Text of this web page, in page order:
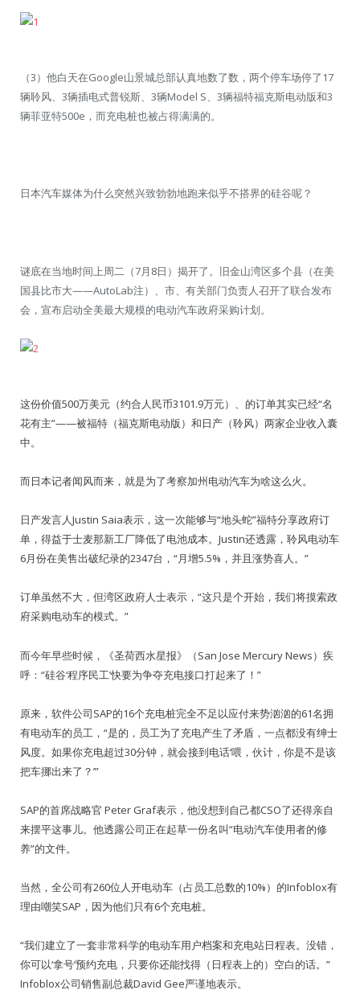
（3）他白天在Google山景城总部认真地数了数，两个停车场停了17
辆聆风、3辆插电式普锐斯、3辆Model S、3辆福特福克斯电动版和3
辆菲亚特500e，而充电桩也被占得满满的。
日本汽车媒体为什么突然兴致勃勃地跑来似乎不搭界的硅谷呢？
谜底在当地时间上周二（7月8日）揭开了。旧金山湾区多个县（在美
国县比市大——AutoLab注）、市、有关部门负责人召开了联合发布
会，宣布启动全美最大规模的电动汽车政府采购计划。
这份价值500万美元（约合人民币3101.9万元）、的订单其实已经“名
花有主”——被福特（福克斯电动版）和日产（聆风）两家企业收入囊
中。
而日本记者闻风而来，就是为了考察加州电动汽车为啥这么火。
日产发言人Justin Saia表示，这一次能够与“地头蛇”福特分享政府订
单，得益于士麦那新工厂降低了电池成本。Justin还透露，聆风电动车
6月份在美售出破纪录的2347台，“月增5.5%，并且涨势喜人。”
订单虽然不大，但湾区政府人士表示，“这只是个开始，我们将摸索政
府采购电动车的模式。”
而今年早些时候，《圣荷西水星报》（San Jose Mercury News）疾
呼：“硅谷‘程序民工’快要为争夺充电接口打起来了！”
原来，软件公司SAP的16个充电桩完全不足以应付来势汹汹的61名拥
有电动车的员工，“是的，员工为了充电产生了矛盾，一点都没有绅士
风度。如果你充电超过30分钟，就会接到电话‘喂，伙计，你是不是该
把车挪出来了？’”
SAP的首席战略官 Peter Graf表示，他没想到自己都CSO了还得亲自
来摆平这事儿。他透露公司正在起草一份名叫“电动汽车使用者的修
养”的文件。
当然，全公司有260位人开电动车（占员工总数的10%）的Infoblox有
理由嘲笑SAP，因为他们只有6个充电桩。
“我们建立了一套非常科学的电动车用户档案和充电站日程表。没错，
你可以‘拿号’预约充电，只要你还能找得（日程表上的）空白的话。”
Infoblox公司销售副总裁David Gee严谨地表示。